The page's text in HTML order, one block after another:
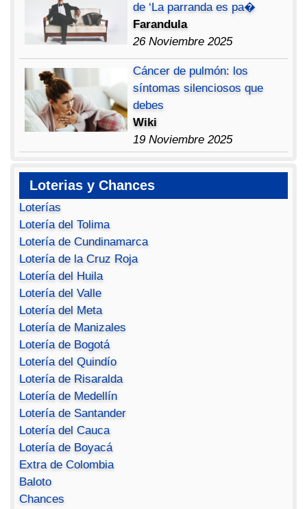
de ‘La parranda es pa�
Farandula
26 Noviembre 2025
Cáncer de pulmón: los
síntomas silenciosos que
debes
Wiki
19 Noviembre 2025
Loterias y Chances
Loterías
Lotería del Tolima
Lotería de Cundinamarca
Lotería de la Cruz Roja
Lotería del Huila
Lotería del Valle
Lotería del Meta
Lotería de Manizales
Lotería de Bogotá
Lotería del Quindío
Lotería de Risaralda
Lotería de Medellín
Lotería de Santander
Lotería del Cauca
Lotería de Boyacá
Extra de Colombia
Baloto
Chances